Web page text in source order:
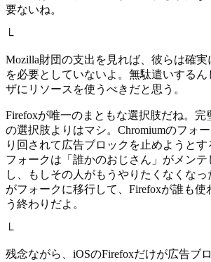
要ないね。
└
Mozilla財団の支出を見れば、彼らは確実
を必要としていないよ。無駄遣いする
ザにリソースを使うべきだと思う。
Firefoxが唯一のまともな選択肢だね。完
の選択肢よりはマシ。Chromiumのフォ
り回されて広告ブロックを止めようと
フォークは「誰かのおじさん」がメン
し、もしその人がもうやりたくなくな
がフォークに移行して、Firefoxが誰も使
う終わりだよ。
└
残念ながら、iOSのFirefoxだけが広告ブ